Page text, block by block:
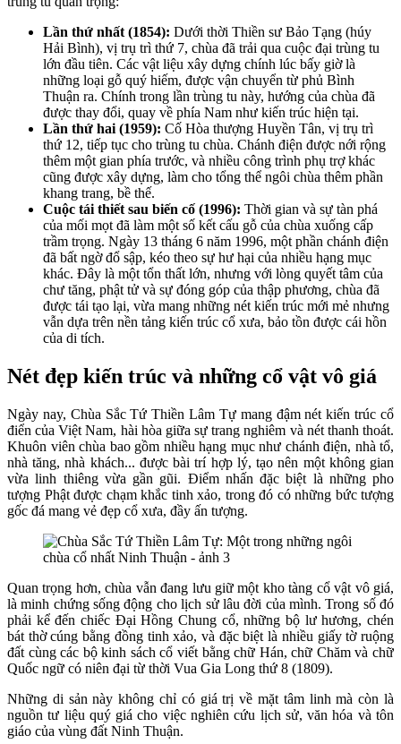
Lần thứ nhất (1854): Dưới thời Thiền sư Bảo Tạng (húy
Hải Bình), vị trụ trì thứ 7, chùa đã trải qua cuộc đại trùng tu
lớn đầu tiên. Các vật liệu xây dựng chính lúc bấy giờ là
những loại gỗ quý hiếm, được vận chuyển từ phủ Bình
Thuận ra. Chính trong lần trùng tu này, hướng của chùa đã
được thay đổi, quay về phía Nam như kiến trúc hiện tại.
Lần thứ hai (1959): Cố Hòa thượng Huyền Tân, vị trụ trì
thứ 12, tiếp tục cho trùng tu chùa. Chánh điện được nới rộng
thêm một gian phía trước, và nhiều công trình phụ trợ khác
cũng được xây dựng, làm cho tổng thể ngôi chùa thêm phần
khang trang, bề thế.
Cuộc tái thiết sau biến cố (1996): Thời gian và sự tàn phá
của mối mọt đã làm một số kết cấu gỗ của chùa xuống cấp
trầm trọng. Ngày 13 tháng 6 năm 1996, một phần chánh điện
đã bất ngờ đổ sập, kéo theo sự hư hại của nhiều hạng mục
khác. Đây là một tổn thất lớn, nhưng với lòng quyết tâm của
chư tăng, phật tử và sự đóng góp của thập phương, chùa đã
được tái tạo lại, vừa mang những nét kiến trúc mới mẻ nhưng
vẫn dựa trên nền tảng kiến trúc cổ xưa, bảo tồn được cái hồn
của di tích.
Nét đẹp kiến trúc và những cổ vật vô giá
Ngày nay, Chùa Sắc Tứ Thiền Lâm Tự mang đậm nét kiến trúc cổ
điển của Việt Nam, hài hòa giữa sự trang nghiêm và nét thanh thoát.
Khuôn viên chùa bao gồm nhiều hạng mục như chánh điện, nhà tổ,
nhà tăng, nhà khách... được bài trí hợp lý, tạo nên một không gian
vừa linh thiêng vừa gần gũi. Điểm nhấn đặc biệt là những pho
tượng Phật được chạm khắc tinh xảo, trong đó có những bức tượng
gốc đá mang vẻ đẹp cổ xưa, đầy ấn tượng.
Quan trọng hơn, chùa vẫn đang lưu giữ một kho tàng cổ vật vô giá,
là minh chứng sống động cho lịch sử lâu đời của mình. Trong số đó
phải kể đến chiếc Đại Hồng Chung cổ, những bộ lư hương, chén
bát thờ cúng bằng đồng tinh xảo, và đặc biệt là nhiều giấy tờ ruộng
đất cùng các bộ kinh sách cổ viết bằng chữ Hán, chữ Chăm và chữ
Quốc ngữ có niên đại từ thời Vua Gia Long thứ 8 (1809).
Những di sản này không chỉ có giá trị về mặt tâm linh mà còn là
nguồn tư liệu quý giá cho việc nghiên cứu lịch sử, văn hóa và tôn
giáo của vùng đất Ninh Thuận.